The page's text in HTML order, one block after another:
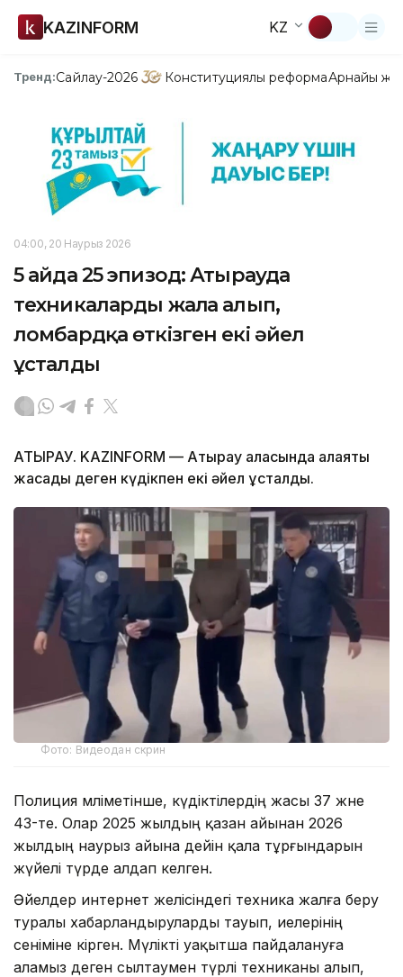
KAZINFORM KZ
Тренд:Сайлау-2026 Конституциялық реформаАрнайы
04:00, 20 Наурыз 2026
5 айда 25 эпизод: Атырауда
техникаларды жалға алып,
ломбардқа өткізген екі әйел
ұсталды
АТЫРАУ. KAZINFORM — Атырау қаласында алаяқтық
жасады деген күдікпен екі әйел ұсталды.
Фото: Видеодан скрин
Полиция мәліметінше, күдіктілердің жасы 37 және
43-те. Олар 2025 жылдың қазан айынан 2026
жылдың наурыз айына дейін қала тұрғындарын
жүйелі түрде алдап келген.
Әйелдер интернет желісіндегі техника жалға беру
туралы хабарландыруларды тауып, иелерінің
сеніміне кірген. Мүлікті уақытша пайдалануға
аламыз деген сылтаумен түрлі техниканы алып,